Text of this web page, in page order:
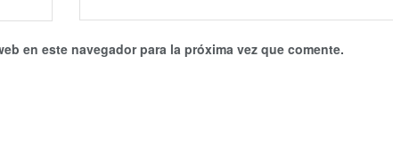
en este navegador para la próxima vez que comente.